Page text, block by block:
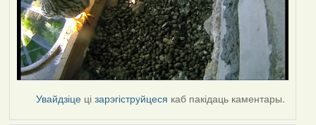
Увайдзіце цізарэгіструйцеся каб пакідаць каментары.